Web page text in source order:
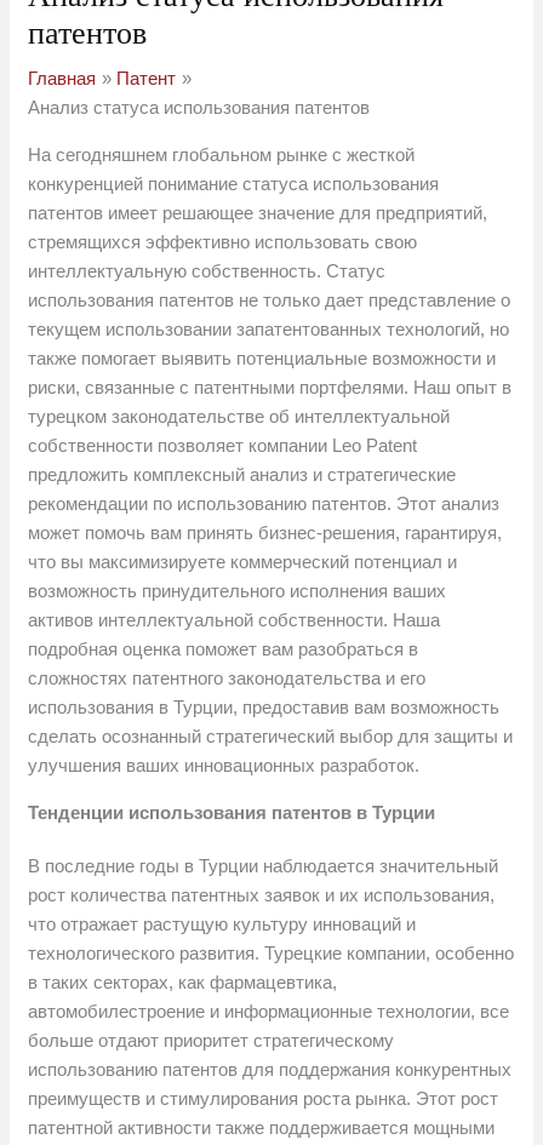
патентов
Главная
Патент
Анализ статуса использования патентов
На сегодняшнем глобальном рынке с жесткой
конкуренцией понимание статуса использования
патентов имеет решающее значение для предприятий,
стремящихся эффективно использовать свою
интеллектуальную собственность. Статус
использования патентов не только дает представление о
текущем использовании запатентованных технологий, но
также помогает выявить потенциальные возможности и
риски, связанные с патентными портфелями. Наш опыт в
турецком законодательстве об интеллектуальной
собственности позволяет компании Leo Patent
предложить комплексный анализ и стратегические
рекомендации по использованию патентов. Этот анализ
может помочь вам принять бизнес-решения, гарантируя,
что вы максимизируете коммерческий потенциал и
возможность принудительного исполнения ваших
активов интеллектуальной собственности. Наша
подробная оценка поможет вам разобраться в
сложностях патентного законодательства и его
использования в Турции, предоставив вам возможность
сделать осознанный стратегический выбор для защиты и
улучшения ваших инновационных разработок.
Тенденции использования патентов в Турции
В последние годы в Турции наблюдается значительный
рост количества патентных заявок и их использования,
что отражает растущую культуру инноваций и
технологического развития. Турецкие компании, особенно
в таких секторах, как фармацевтика,
автомобилестроение и информационные технологии, все
больше отдают приоритет стратегическому
использованию патентов для поддержания конкурентных
преимуществ и стимулирования роста рынка. Этот рост
патентной активности также поддерживается мощными